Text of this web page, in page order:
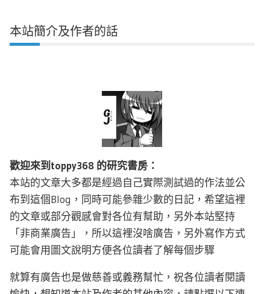
本站簡介及作者的話
歡迎來到toppy368 的研究書房：
本站的文章大多都是經過自己實際測試過的作法並公
布到這個Blog，同時可能參雜少數的日記，希望這裡
的文章或部分觀感會對各位有幫助，另外本站堅持
「非商業廣告」，所以這裡沒啥廣告，另外寫作方式
可能會用圖文說明方便各位讀者了解每個步驟
就算有廣告也是做慈善或義務幫忙，祝各位讀者閱讀